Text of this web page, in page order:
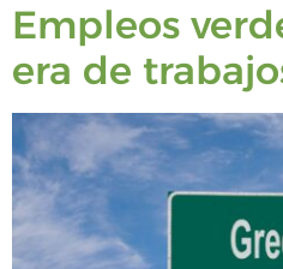
Empleos
era de